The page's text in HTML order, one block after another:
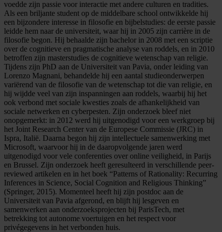
voedde zijn passie voor interactie met andere culturen en tradities.
Als een briljante student op de middelbare school ontwikkelde hij
een bijzondere interesse in filosofie en bijbelstudies: de eerste passie
leidde hem naar de universiteit, waar hij in 2005 zijn carrière in de
filosofie begon. Hij behaalde zijn bachelor in 2008 met een scriptie
over de cognitieve en pragmatische analyse van roddels, en in 2010
betroffen zijn masterstudies de cognitieve wetenschap van religie.
Tijdens zijn PhD aan de Universiteit van Pavia, onder leiding van
Lorenzo Magnani, behandelde hij een aantal studieonderwerpen
variërend van de filosofie van de wetenschap tot die van religie, en
hij wijdde veel van zijn inspanningen aan roddels, waarbij hij het
ook verbond met sociale kwesties zoals de afhankelijkheid van
sociale netwerken en cyberpesten. Zijn onderzoek bleef niet
onopgemerkt: in 2012 werd hij uitgenodigd voor een werkgroep bij
het Joint Research Center van de Europese Commissie (JRC) in
Ispra, Italië. Daarna begon hij zijn intellectuele samenwerking met
Microsoft, waarvoor hij in de daaropvolgende jaren werd
uitgenodigd voor vele conferenties over online veiligheid, in Parijs
en Brussel. Zijn onderzoek heeft geresulteerd in verschillende peer-
reviewed artikelen en in het boek “Patterns of Rationality: Recurring
Inferences in Science, Social Cognition and Religious Thinking”
(Springer, 2015). Momenteel heeft hij zijn postdoc aan de
Universiteit van Pavia afgerond, en blijft hij lesgeven en
samenwerken aan onderzoeksprojecten bij ParisTech, met
betrekking tot autonome voertuigen en het respect voor
privégegevens in het verbonden huis.